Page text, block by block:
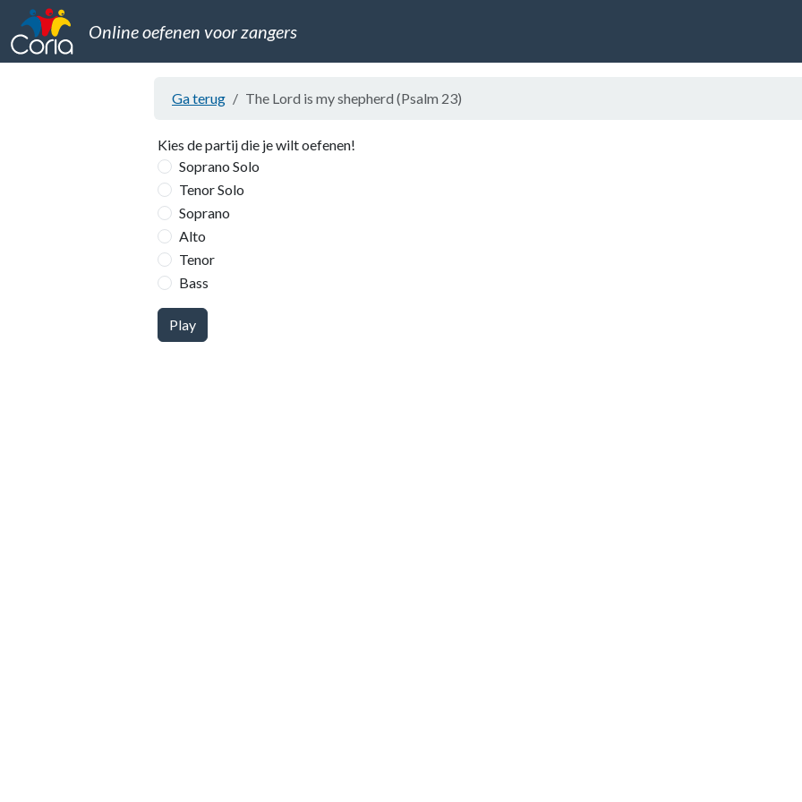
Online oefenen voor zangers
Ga terug The Lord is my shepherd (Psalm 23)
Kies de partij die je wilt oefenen!
Soprano Solo
Tenor Solo
Soprano
Alto
Tenor
Bass
Play